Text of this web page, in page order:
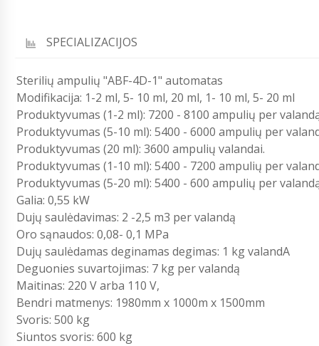
SPECIALIZACIJOS
Sterilių ampulių "ABF-4D-1" automatas
Modifikacija: 1-2 ml, 5- 10 ml, 20 ml, 1- 10 ml, 5- 20 ml
Produktyvumas (1-2 ml): 7200 - 8100 ampulių per
Produktyvumas (5-10 ml): 5400 - 6000 ampulių per
Produktyvumas (20 ml): 3600 ampulių valandai.
Produktyvumas (1-10 ml): 5400 - 7200 ampulių per
Produktyvumas (5-20 ml): 5400 - 600 ampulių per
Galia: 0,55 kW
Dujų saulėdavimas: 2 -2,5 m3 per valandą
Oro sąnaudos: 0,08- 0,1 MPa
Dujų saulėdamas deginamas degimas: 1 kg valandA
Deguonies suvartojimas: 7 kg per valandą
Maitinas: 220 V arba 110 V,
Bendri matmenys: 1980mm x 1000m x 1500mm
Svoris: 500 kg
Siuntos svoris: 600 kg